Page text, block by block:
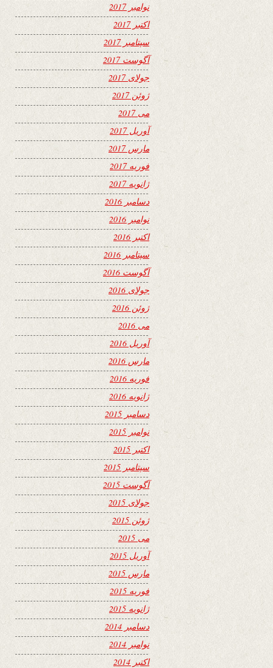
نوامبر 2017
اکتبر 2017
سپتامبر 2017
آگوست 2017
جولای 2017
ژوئن 2017
می 2017
آوریل 2017
مارس 2017
فوریه 2017
ژانویه 2017
دسامبر 2016
نوامبر 2016
اکتبر 2016
سپتامبر 2016
آگوست 2016
جولای 2016
ژوئن 2016
می 2016
آوریل 2016
مارس 2016
فوریه 2016
ژانویه 2016
دسامبر 2015
نوامبر 2015
اکتبر 2015
سپتامبر 2015
آگوست 2015
جولای 2015
ژوئن 2015
می 2015
آوریل 2015
مارس 2015
فوریه 2015
ژانویه 2015
دسامبر 2014
نوامبر 2014
اکتبر 2014